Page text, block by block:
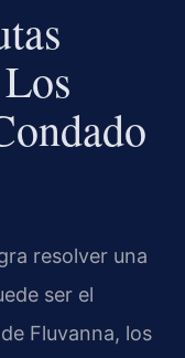
resolver una
ser el
Fluvanna, los